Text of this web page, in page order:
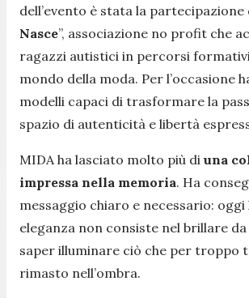
dell’evento è stata la partecipazione
Nasce”, associazione no profit che
ragazzi autistici in percorsi
mondo della moda. Per l’occasione
modelli capaci di trasformare la
spazio di autenticità e libertà
MIDA ha lasciato molto più di una
impressa nella memoria. Ha
messaggio chiaro e necessario: oggi
eleganza non consiste nel brillare da
saper illuminare ciò che per troppo
rimasto nell’ombra.